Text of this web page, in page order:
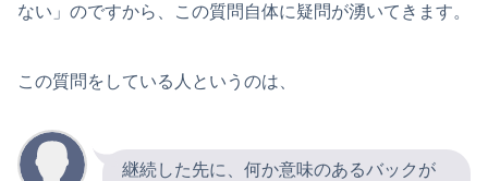
ない」のですから、この質問自体に疑問が湧いてきます。
この質問をしている人というのは、
継続した先に、何か意味のあるバックが